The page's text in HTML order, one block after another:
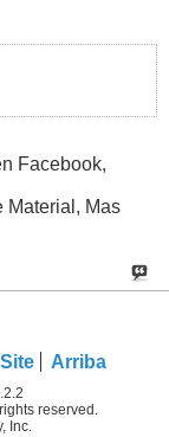
Facebook,
Material, Mas
Arriba
reserved.
Inc.